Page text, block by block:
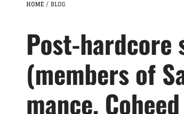
HOME / BLOG
Post-hardcore
(members of
mance,